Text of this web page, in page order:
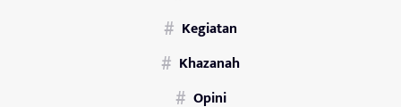
Kegiatan
Khazanah
Opini